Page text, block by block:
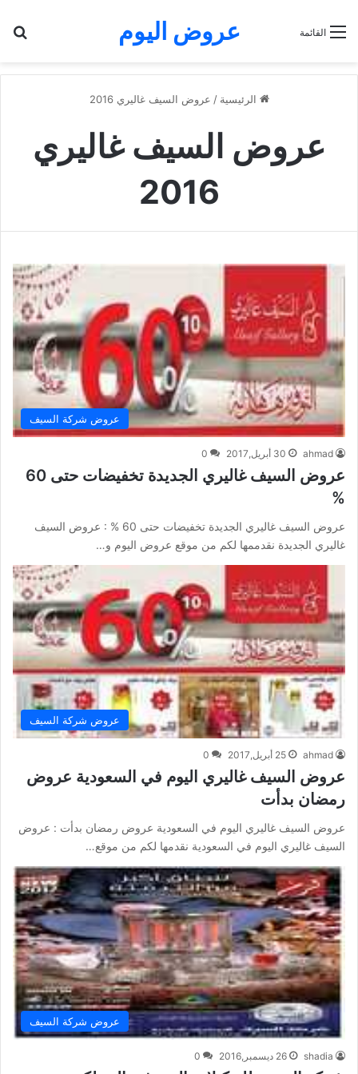
عروض اليوم القائمة
الرئيسية / عروض السيف غاليري 2016
عروض السيف غاليري
2016
عروض شركة السيف
ahmad 30 أبريل,2017 0
عروض السيف غاليري الجديدة تخفيضات حتى 60
%
عروض السيف غاليري الجديدة تخفيضات حتى 60 % : عروض السيف
غاليري الجديدة نقدممها لكم من موقع عروض اليوم و…
عروض شركة السيف
ahmad 25 أبريل,2017 0
عروض السيف غاليري اليوم في السعودية عروض
رمضان بدأت
عروض السيف غاليري اليوم في السعودية عروض رمضان بدأت : عروض
السيف غاليري اليوم في السعودية نقدمها لكم من موقع…
عروض شركة السيف
shadia 26 ديسمبر,2016 0